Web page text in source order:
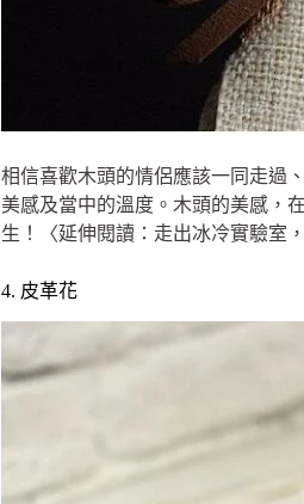
相信喜歡木頭的情侶應該一同走過
美感及當中的溫度。木頭的美感，
生！〈延伸閱讀：走出冰冷實驗室
4. 皮革花